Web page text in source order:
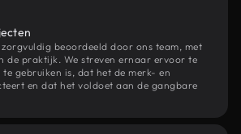
beoordeeld door ons team, met
de praktijk. We streven ernaar ervoor te
gebruiken is, dat het de merk- en
en dat het voldoet aan de gangbare